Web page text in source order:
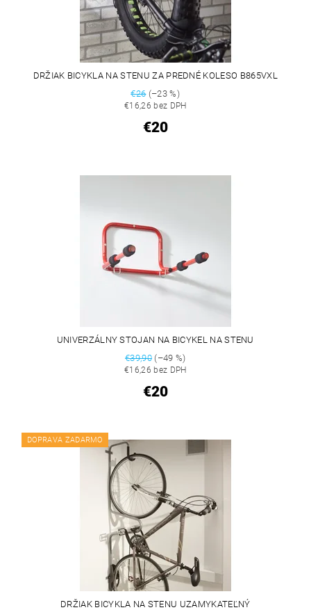
DRŽIAK BICYKLA NA STENU ZA PREDNÉ KOLESO B865VXL
€26(–23 %)
€16,26 bez DPH
€20
UNIVERZÁLNY STOJAN NA BICYKEL NA STENU
€39,90(–49 %)
€16,26 bez DPH
€20
DOPRAVA ZADARMO
DRŽIAK BICYKLA NA STENU UZAMYKATEĽNÝ